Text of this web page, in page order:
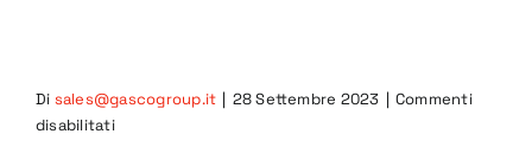
Di sales@gascogroup.it | 28 Settembre 2023 | Commenti
disabilitatisu